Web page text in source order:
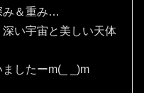
み＆重み…
い宇宙と美しい天体
したーm(_ _)m